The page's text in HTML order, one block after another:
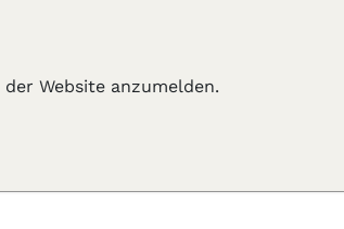
Website anzumelden.